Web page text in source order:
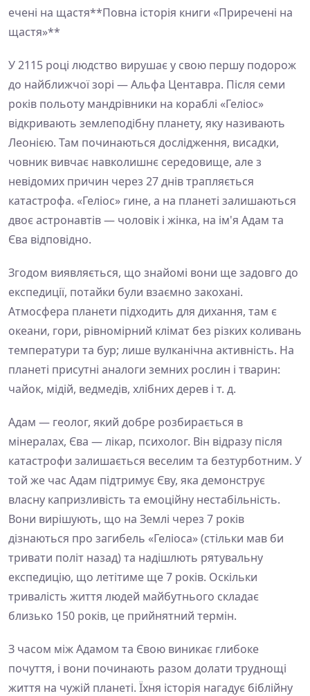
ечені на щастя**Повна історія книги «Приречені на
щастя»**
У 2115 році людство вирушає у свою першу подорож
до найближчої зорі — Альфа Центавра. Після семи
років польоту мандрівники на кораблі «Геліос»
відкривають землеподібну планету, яку називають
Леонією. Там починаються дослідження, висадки,
човник вивчає навколишнє середовище, але з
невідомих причин через 27 днів трапляється
катастрофа. «Геліос» гине, а на планеті залишаються
двоє астронавтів — чоловік і жінка, на ім'я Адам та
Єва відповідно.
Згодом виявляється, що знайомі вони ще задовго до
експедиції, потайки були взаємно закохані.
Атмосфера планети підходить для дихання, там є
океани, гори, рівномірний клімат без різких коливань
температури та бур; лише вулканічна активність. На
планеті присутні аналоги земних рослин і тварин:
чайок, мідій, ведмедів, хлібних дерев і т. д.
Адам — геолог, який добре розбирається в
мінералах, Єва — лікар, психолог. Він відразу після
катастрофи залишається веселим та безтурботним. У
той же час Адам підтримує Єву, яка демонструє
власну капризливість та емоційну нестабільність.
Вони вирішують, що на Землі через 7 років
дізнаються про загибель «Геліоса» (стільки мав би
тривати політ назад) та надішлють рятувальну
експедицію, що летітиме ще 7 років. Оскільки
тривалість життя людей майбутнього складає
близько 150 років, це прийнятний термін.
З часом між Адамом та Євою виникає глибоке
почуття, і вони починають разом долати труднощі
життя на чужій планеті. Їхня історія нагадує біблійну